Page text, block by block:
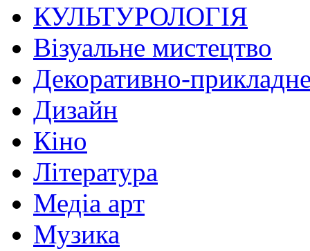
КУЛЬТУРОЛОГІЯ
Візуальне мистецтво
Декоративно-
Дизайн
Кіно
Література
Медіа арт
Музика